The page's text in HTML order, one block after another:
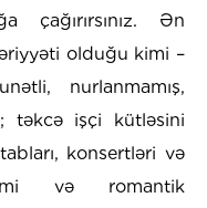
çağırırsınız. Ən
olduğu kimi –
nurlanmamış,
təkcə işçi kütləsini
konsertləri və
və romantik